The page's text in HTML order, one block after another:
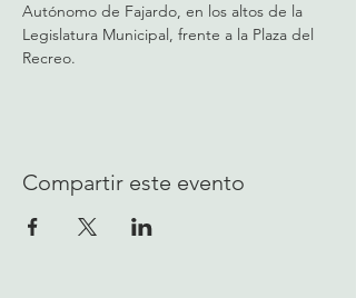
Autónomo de Fajardo, en los altos de la
Legislatura Municipal, frente a la Plaza del
Recreo.
Compartir este evento